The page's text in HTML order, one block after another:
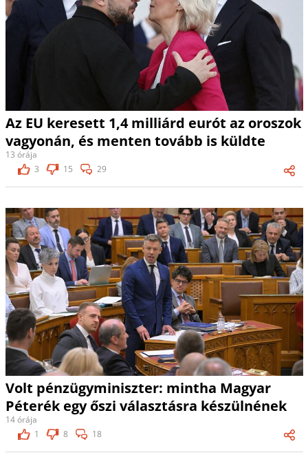
Az EU keresett 1,4 milliárd eurót az oroszok
vagyonán, és menten tovább is küldte
13 órája
3
15 29
Volt pénzügyminiszter: mintha Magyar
Péterék egy őszi választásra készülnének
14 órája
1
8 18